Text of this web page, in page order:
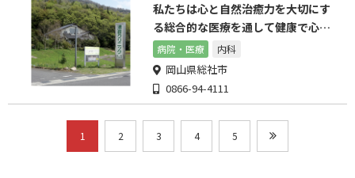
私たちは心と自然治癒力を大切にす
る総合的な医療を通して健康で心豊
かに過ごせる社会を作ります
病院・医療 内科
岡山県総社市
0866-94-4111
1 2 3 4 5